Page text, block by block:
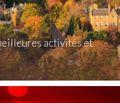
activités et